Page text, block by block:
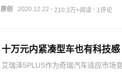
原创 2020.12.22 · 210.3万+阅读 · 1评论
十万元内紧凑型车也有科技
艾瑞泽5PLUS作为奇瑞汽车适应市场